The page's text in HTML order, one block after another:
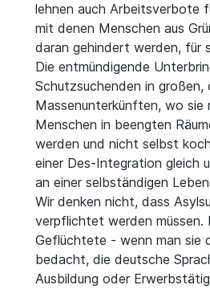
lehnen auch Arbeitsverbote
mit denen Menschen aus
daran gehindert werden, für
Die entmündigende
Schutzsuchenden in
Massenunterkünften, wo sie
Menschen in beengten
werden und nicht selbst
einer Des-Integration gleich
an einer selbständigen
Wir denken nicht, dass
verpflichtet werden müssen.
Geflüchtete - wenn man sie
bedacht, die deutsche
Ausbildung oder